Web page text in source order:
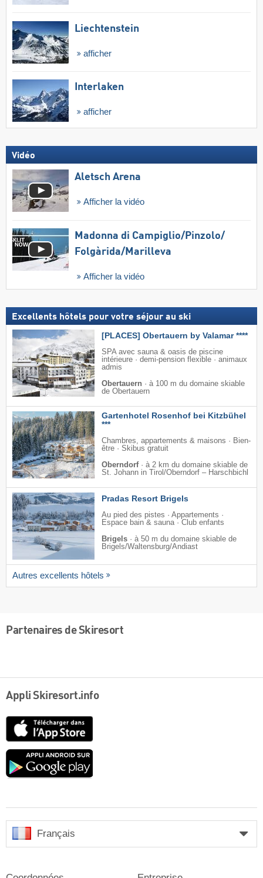
Liechtenstein
afficher
Interlaken
afficher
Vidéo
Aletsch Arena
Afficher la vidéo
Madonna di Campiglio/​Pinzolo/​
Folgàrida/​Marilleva
Afficher la vidéo
Excellents hôtels pour votre séjour au ski
[PLACES] Obertauern by Valamar ****
SPA avec sauna & oasis de piscine
intérieure · demi-pension flexible · animaux
admis
Obertauern · à 100 m du domaine skiable
de Obertauern
Gartenhotel Rosenhof bei Kitzbühel
***
Chambres, appartements & maisons · Bien-
être · Skibus gratuit
Oberndorf · à 2 km du domaine skiable de
St. Johann in Tirol/​Oberndorf – Harschbichl
Pradas Resort Brigels
Au pied des pistes · Appartements ·
Espace bain & sauna · Club enfants
Brigels · à 50 m du domaine skiable de
Brigels/​Waltensburg/​Andiast
Autres excellents hôtels
Partenaires de Skiresort
Appli Skiresort.info
Google
Français